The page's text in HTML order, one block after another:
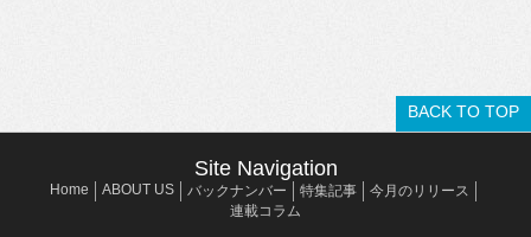
BACK TO TOP
Site Navigation
Home ABOUT US バックナンバー 特集記事
今月のリリース
連載コラム